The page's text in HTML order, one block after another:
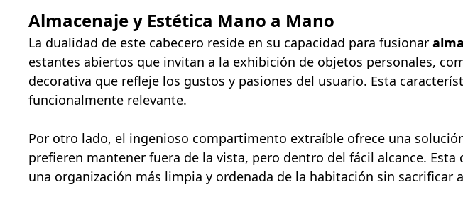
Almacenaje y Estética Mano a Mano
La dualidad de este cabecero reside en su capacidad para fusionar
estantes abiertos que invitan a la exhibición de objetos personales,
decorativa que refleje los gustos y pasiones del usuario. Esta
funcionalmente relevante.
Por otro lado, el ingenioso compartimento extraíble ofrece una
prefieren mantener fuera de la vista, pero dentro del fácil alcance.
una organización más limpia y ordenada de la habitación sin sacrificar